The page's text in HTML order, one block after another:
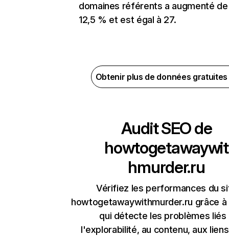
domaines référents a augmenté de
12,5 % et est égal à 27.
Obtenir plus de données
Audit SEO de
howtogetawaywit
hmurder.ru
Vérifiez les performances du
howtogetawaywithmurder.ru grâce à
qui détecte les problèmes liés
l'explorabilité, au contenu, aux